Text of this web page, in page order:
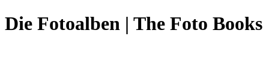
Die Fotoalben | The Foto Books